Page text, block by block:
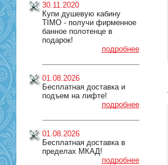
30.11.2020
Купи душевую кабину
TIMO - получи фирменное
банное полотенце в
подарок!
подробнее
01.08.2026
Бесплатная доставка и
подъем на лифте!
подробнее
01.08.2026
Бесплатная доставка в
пределах МКАД!
подробнее